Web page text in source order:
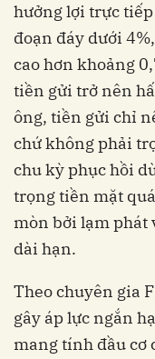
hưởng lợi trực
đoạn đáy dưới
cao hơn khoảng
tiền gửi trở nên
ông, tiền gửi chỉ
chứ không phải
chu kỳ phục hồi
trọng tiền mặt
mòn bởi lạm phát
dài hạn.
Theo chuyên gia
gây áp lực ngắn
mang tính đầu cơ